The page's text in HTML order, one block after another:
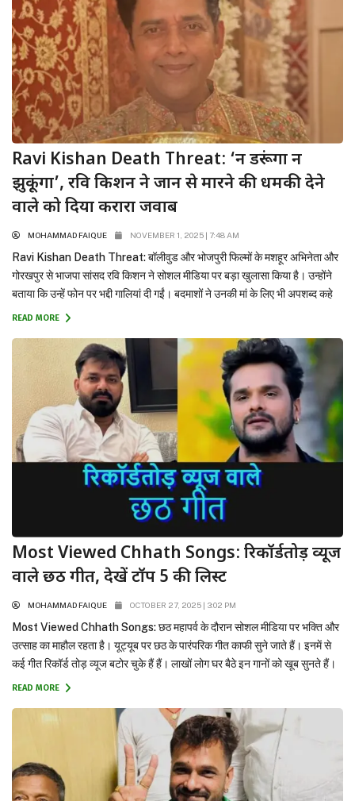
Ravi Kishan Death Threat: ‘न डरूंगा न
झुकूंगा’, रवि किशन ने जान से मारने की धमकी देने
वाले को दिया करारा जवाब
MOHAMMAD FAIQUE NOVEMBER 1, 2025 | 7:48 AM
Ravi Kishan Death Threat: बॉलीवुड और भोजपुरी फिल्मों के मशहूर अभिनेता और
गोरखपुर से भाजपा सांसद रवि किशन ने सोशल मीडिया पर बड़ा खुलासा किया है। उन्होंने
बताया कि उन्हें फोन पर भद्दी गालियां दी गईं। बदमाशों ने उनकी मां के लिए भी अपशब्द कहे
और जान से मारने की धमकी दी। रवि किशन ने...
READ MORE
Most Viewed Chhath Songs: रिकॉर्डतोड़ व्यूज
वाले छठ गीत, देखें टॉप 5 की लिस्ट
MOHAMMAD FAIQUE OCTOBER 27, 2025 | 3:02 PM
Most Viewed Chhath Songs: छठ महापर्व के दौरान सोशल मीडिया पर भक्ति और
उत्साह का माहौल रहता है। यूट्यूब पर छठ के पारंपरिक गीत काफी सुने जाते हैं। इनमें से
कई गीत रिकॉर्ड तोड़ व्यूज बटोर चुके हैं हैं। लाखों लोग घर बैठे इन गानों को खूब सुनते हैं।
आइए देखते हैं वो पांच सुपरहिट...
READ MORE